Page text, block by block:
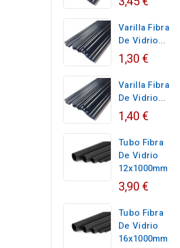
Varilla Fibra
De Vidrio...
1,30 €
Varilla Fibra
De Vidrio...
1,40 €
Tubo Fibra
De Vidrio
12x1000mm
3,90 €
Tubo Fibra
De Vidrio
16x1000mm